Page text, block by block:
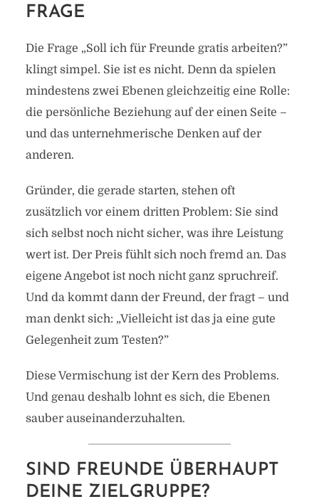
FRAGE
Die Frage „Soll ich für Freunde gratis arbeiten?”
klingt simpel. Sie ist es nicht. Denn da spielen
mindestens zwei Ebenen gleichzeitig eine Rolle:
die persönliche Beziehung auf der einen Seite –
und das unternehmerische Denken auf der
anderen.
Gründer, die gerade starten, stehen oft
zusätzlich vor einem dritten Problem: Sie sind
sich selbst noch nicht sicher, was ihre Leistung
wert ist. Der Preis fühlt sich noch fremd an. Das
eigene Angebot ist noch nicht ganz spruchreif.
Und da kommt dann der Freund, der fragt – und
man denkt sich: „Vielleicht ist das ja eine gute
Gelegenheit zum Testen?”
Diese Vermischung ist der Kern des Problems.
Und genau deshalb lohnt es sich, die Ebenen
sauber auseinanderzuhalten.
SIND FREUNDE ÜBERHAUPT
DEINE ZIELGRUPPE?